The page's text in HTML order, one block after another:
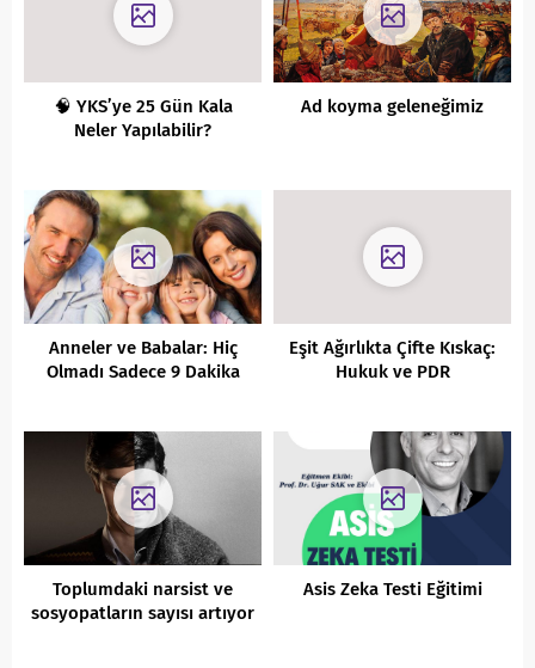
🧠 YKS’ye 25 Gün Kala
Neler Yapılabilir?
Ad koyma geleneğimiz
Anneler ve Babalar: Hiç
Olmadı Sadece 9 Dakika
Eşit Ağırlıkta Çifte Kıskaç:
Hukuk ve PDR
Toplumdaki narsist ve
sosyopatların sayısı artıyor
Asis Zeka Testi Eğitimi